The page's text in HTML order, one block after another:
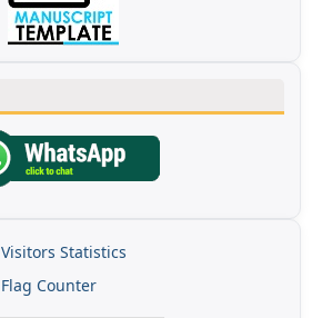
Visitors Statistics
Flag Counter